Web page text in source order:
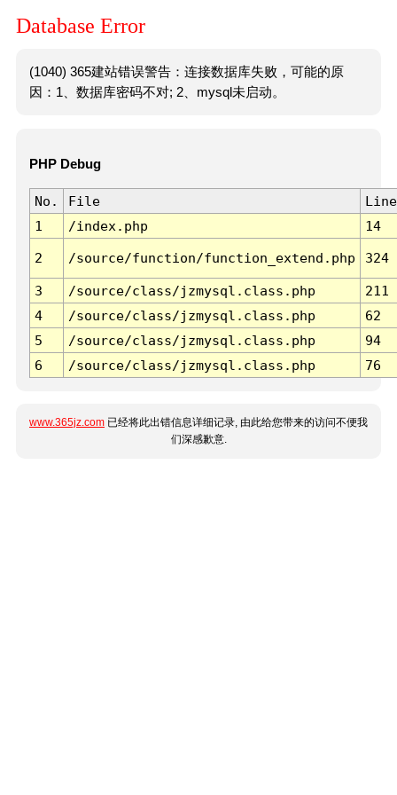
Database Error
(1040) 365建站错误警告：连接数据库失败，可能的原
因：1、数据库密码不对; 2、mysql未启动。
PHP Debug
No. File
Line
1
/index.php 14
2 /source/function/function_extend.php 324
3 /source/class/jzmysql.class.php
211
4
/source/class/jzmysql.class.php
62
5
/source/class/jzmysql.class.php
94
6
/source/class/jzmysql.class.php 76
www.365jz.com 已经将此出错信息详细记录, 由此给您带来的访问不便我
们深感歉意.